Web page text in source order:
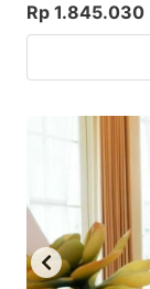
Rp 1.845.030